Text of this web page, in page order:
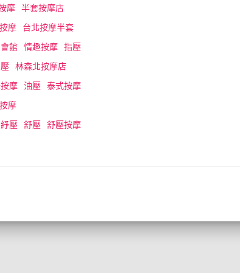
摩
半套按摩店
摩
台北按摩半套
館 情趣按摩
指壓
林森北按摩店
摩 油壓
泰式按摩
摩
紓壓 舒壓
舒壓按摩